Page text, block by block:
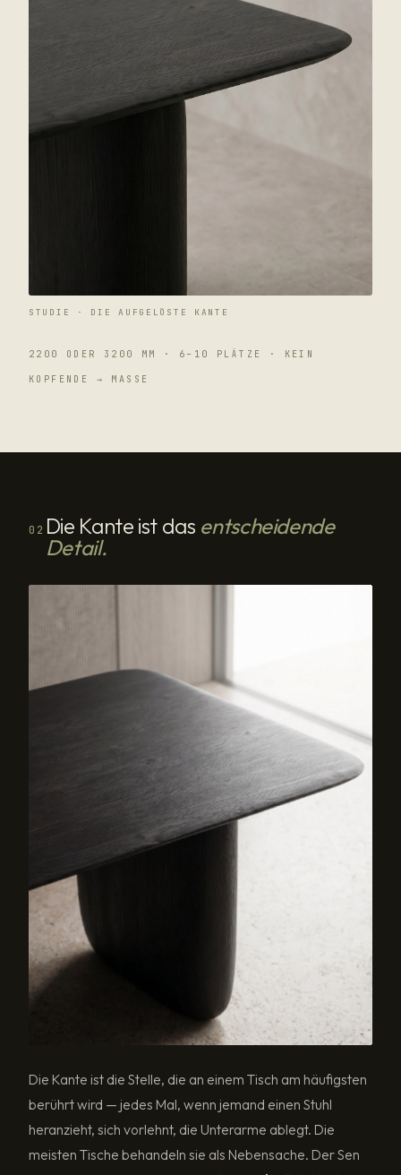
STUDIE · DIE AUFGELÖSTE KANTE
2200 ODER 3200 MM · 6–10 PLÄTZE · KEIN
KOPFENDE → MASSE
02 Die Kante ist das entscheidende
Detail.
Die Kante ist die Stelle, die an einem Tisch am häufigsten
berührt wird — jedes Mal, wenn jemand einen Stuhl
heranzieht, sich vorlehnt, die Unterarme ablegt. Die
meisten Tische behandeln sie als Nebensache. Der Sen